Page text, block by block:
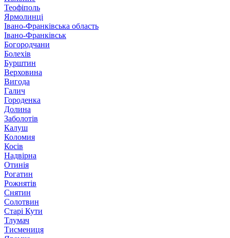
Теофіполь
Ярмолинці
Івано-Франківська область
Івано-Франківськ
Богородчани
Болехів
Бурштин
Верховина
Вигода
Галич
Городенка
Долина
Заболотів
Калуш
Коломия
Косів
Надвірна
Отинія
Рогатин
Рожнятів
Снятин
Солотвин
Старі Кути
Тлумач
Тисмениця